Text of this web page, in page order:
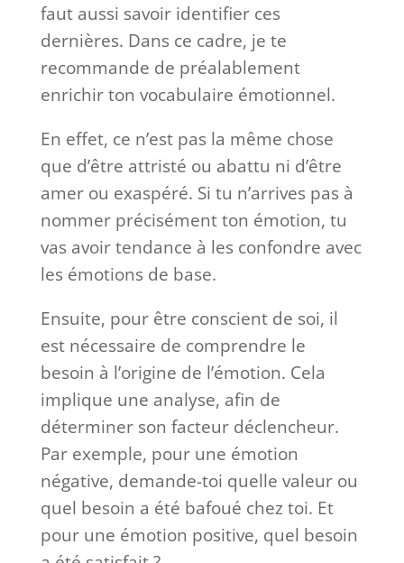
faut aussi savoir identifier ces
dernières. Dans ce cadre, je te
recommande de préalablement
enrichir ton vocabulaire émotionnel.
En effet, ce n’est pas la même chose
que d’être attristé ou abattu ni d’être
amer ou exaspéré. Si tu n’arrives pas à
nommer précisément ton émotion, tu
vas avoir tendance à les confondre avec
les émotions de base.
Ensuite, pour être conscient de soi, il
est nécessaire de comprendre le
besoin à l’origine de l’émotion. Cela
implique une analyse, afin de
déterminer son facteur déclencheur.
Par exemple, pour une émotion
négative, demande-toi quelle valeur ou
quel besoin a été bafoué chez toi. Et
pour une émotion positive, quel besoin